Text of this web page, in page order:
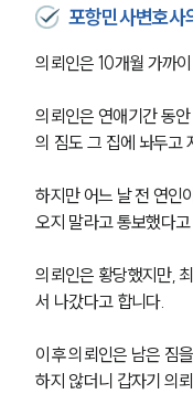
포항민사변호사
의뢰인은 10개월 가까
의뢰인은 연애기간 동
의 짐도 그 집에 놔두고
하지만 어느 날 전 연인
오지 말라고 통보했다고
의뢰인은 황당했지만,
서 나갔다고 합니다.
이후 의뢰인은 남은 짐
하지 않더니 갑자기 의